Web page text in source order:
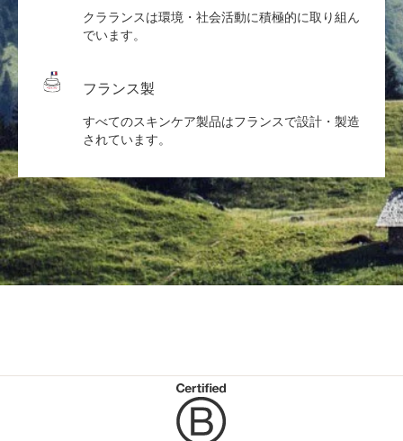
クラランスは環境・社会活動に積極的に取り組ん
でいます。
フランス製
すべてのスキンケア製品はフランスで設計・製造
されています。